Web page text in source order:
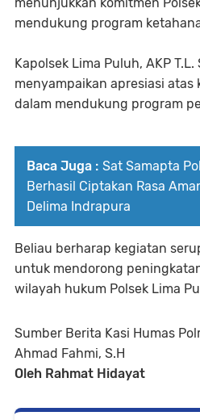
mendukung program
Kapolsek Lima Puluh, AKP T.L.
menyampaikan apresiasi atas
dalam mendukung program
Baca Juga : Sat Samapta
Berhasil Ciptakan Rasa
Delima Indrapura
Beliau berharap kegiatan
untuk mendorong
wilayah hukum Polsek Lima
Sumber Berita Kasi Humas
Ahmad Fahmi, S.H
Oleh Rahmat Hidayat